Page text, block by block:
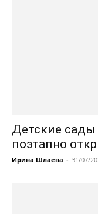
Детские
поэтапно
Ирина Шлаева - 31/07/